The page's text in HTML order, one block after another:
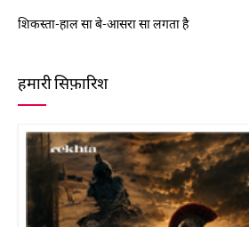
शिकस्ता-हाल सा बे-आसरा सा लगता है
हमारी सिफ़ारिश